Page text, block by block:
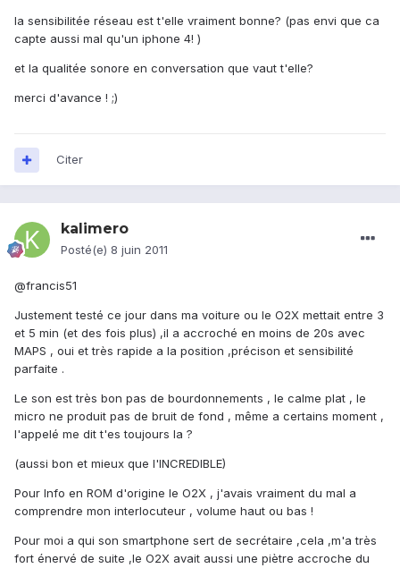
la sensibilitée réseau est t'elle vraiment bonne? (pas envi que ca
capte aussi mal qu'un iphone 4! )
et la qualitée sonore en conversation que vaut t'elle?
merci d'avance ! ;)
Citer
kalimero
Posté(e) 8 juin 2011
@francis51
Justement testé ce jour dans ma voiture ou le O2X mettait entre 3
et 5 min (et des fois plus) ,il a accroché en moins de 20s avec
MAPS , oui et très rapide a la position ,précison et sensibilité
parfaite .
Le son est très bon pas de bourdonnements , le calme plat , le
micro ne produit pas de bruit de fond , même a certains moment ,
l'appelé me dit t'es toujours la ?
(aussi bon et mieux que l'INCREDIBLE)
Pour Info en ROM d'origine le O2X , j'avais vraiment du mal a
comprendre mon interlocuteur , volume haut ou bas !
Pour moi a qui son smartphone sert de secrétaire ,cela ,m'a très
fort énervé de suite ,le O2X avait aussi une piètre accroche du